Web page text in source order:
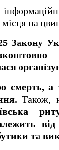
на
Закону
смерть,
Також,
та